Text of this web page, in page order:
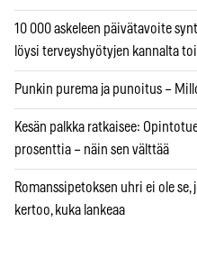
10 000 askeleen päivätavoite
löysi terveyshyötyjen kannalta
Punkin purema ja punoitus –
Kesän palkka ratkaisee:
prosenttia – näin sen välttää
Romanssipetoksen uhri ei ole
kertoo, kuka lankeaa